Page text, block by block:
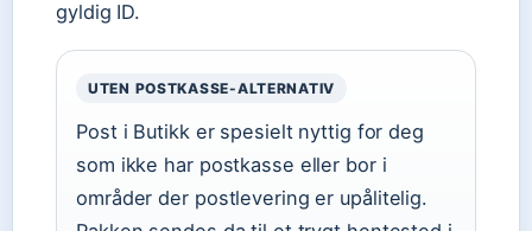
gyldig ID.
UTEN POSTKASSE-ALTERNATIV
Post i Butikk er spesielt nyttig for deg
som ikke har postkasse eller bor i
områder der postlevering er upålitelig.